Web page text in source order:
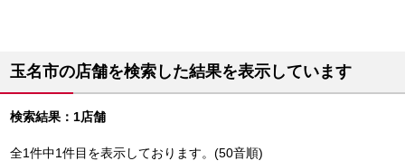
玉名市の店舗を検索した結果を表示しています
検索結果：1店舗
全1件中1件目を表示しております。(50音順)